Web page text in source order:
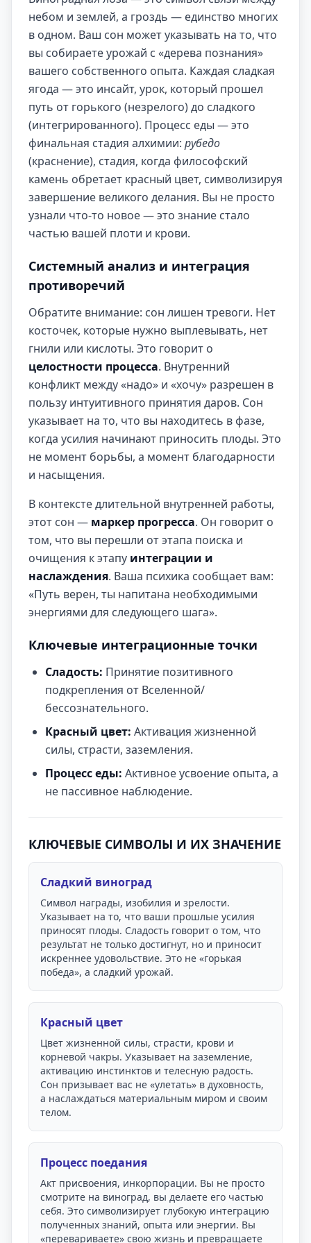
небом и землей, а гроздь — единство многих
в одном. Ваш сон может указывать на то, что
вы собираете урожай с «дерева познания»
вашего собственного опыта. Каждая сладкая
ягода — это инсайт, урок, который прошел
путь от горького (незрелого) до сладкого
(интегрированного). Процесс еды — это
финальная стадия алхимии: рубедо
(краснение), стадия, когда философский
камень обретает красный цвет, символизируя
завершение великого делания. Вы не просто
узнали что-то новое — это знание стало
частью вашей плоти и крови.
Системный анализ и интеграция
противоречий
Обратите внимание: сон лишен тревоги. Нет
косточек, которые нужно выплевывать, нет
гнили или кислоты. Это говорит о
целостности процесса. Внутренний
конфликт между «надо» и «хочу» разрешен в
пользу интуитивного принятия даров. Сон
указывает на то, что вы находитесь в фазе,
когда усилия начинают приносить плоды. Это
не момент борьбы, а момент благодарности
и насыщения.
В контексте длительной внутренней работы,
этот сон — маркер прогресса. Он говорит о
том, что вы перешли от этапа поиска и
очищения к этапу интеграции и
наслаждения. Ваша психика сообщает вам:
«Путь верен, ты напитана необходимыми
энергиями для следующего шага».
Ключевые интеграционные точки
Сладость: Принятие позитивного
подкрепления от Вселенной/
бессознательного.
Красный цвет: Активация жизненной
силы, страсти, заземления.
Процесс еды: Активное усвоение опыта, а
не пассивное наблюдение.
КЛЮЧЕВЫЕ СИМВОЛЫ И ИХ ЗНАЧЕНИЕ
Сладкий виноград
Символ награды, изобилия и зрелости.
Указывает на то, что ваши прошлые усилия
приносят плоды. Сладость говорит о том, что
результат не только достигнут, но и приносит
искреннее удовольствие. Это не «горькая
победа», а сладкий урожай.
Красный цвет
Цвет жизненной силы, страсти, крови и
корневой чакры. Указывает на заземление,
активацию инстинктов и телесную радость.
Сон призывает вас не «улетать» в духовность,
а наслаждаться материальным миром и своим
телом.
Процесс поедания
Акт присвоения, инкорпорации. Вы не просто
смотрите на виноград, вы делаете его частью
себя. Это символизирует глубокую интеграцию
полученных знаний, опыта или энергии. Вы
«перевариваете» свою жизнь и превращаете